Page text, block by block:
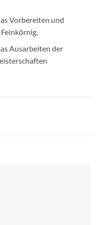
Vorbereiten und
Ausarbeiten der